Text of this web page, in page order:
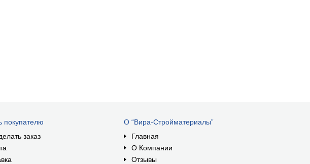
заказ
О “Вира-Стройматериалы”
Главная
О Компании
Отзывы